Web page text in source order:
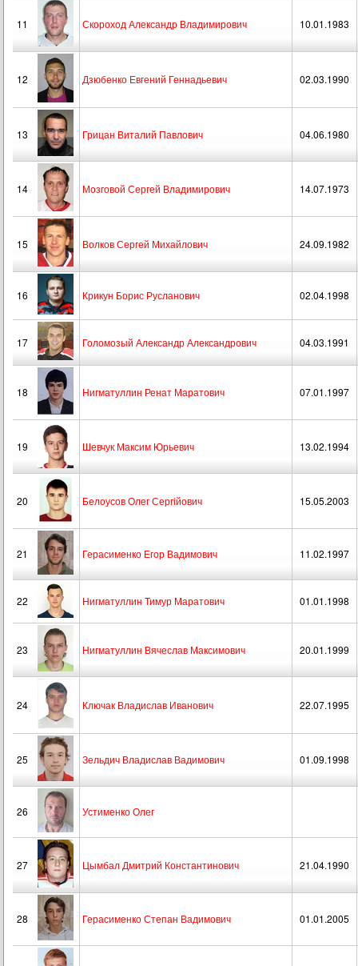
11 Скороход Александр Владимирович 10.01.1983
12 Дзюбенко Евгений Геннадьевич 02.03.1990
13 Грицан Виталий Павлович 04.06.1980
14 Мозговой Сергей Владимирович 14.07.1973
15 Волков Сергей Михайлович 24.09.1982
16 Крикун Борис Русланович 02.04.1998
17 Голомозый Александр Александрович 04.03.1991
18 Нигматуллин Ренат Маратович 07.01.1997
19 Шевчук Максим Юрьевич 13.02.1994
20 Белоусов Олег Сергійович 15.05.2003
21 Герасименко Егор Вадимович 11.02.1997
22 Нигматуллин Тимур Маратович 01.01.1998
23 Нигматуллин Вячеслав Максимович 20.01.1999
24 Ключак Владислав Иванович 22.07.1995
25 Зельдич Владислав Вадимович 01.09.1998
26 Устименко Олег
27 Цымбал Дмитрий Константинович 21.04.1990
28 Герасименко Степан Вадимович 01.01.2005